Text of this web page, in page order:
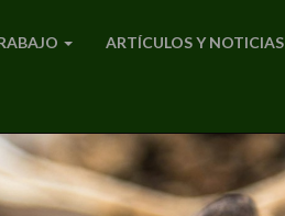
ARTÍCULOS Y NOTICIAS